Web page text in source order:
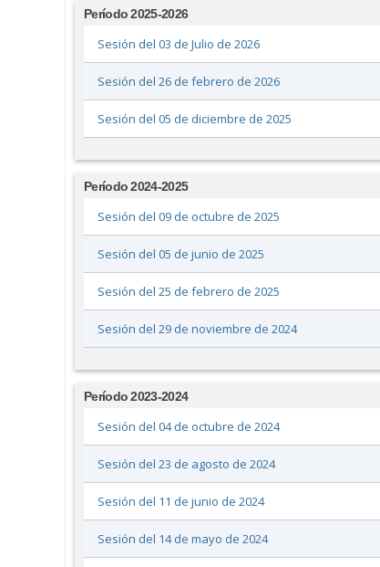
Período 2025-2026
Sesión del 03 de Julio de 2026
Sesión del 26 de febrero de 2026
Sesión del 05 de diciembre de 2025
Período 2024-2025
Sesión del 09 de octubre de 2025
Sesión del 05 de junio de 2025
Sesión del 25 de febrero de 2025
Sesión del 29 de noviembre de 2024
Período 2023-2024
Sesión del 04 de octubre de 2024
Sesión del 23 de agosto de 2024
Sesión del 11 de junio de 2024
Sesión del 14 de mayo de 2024